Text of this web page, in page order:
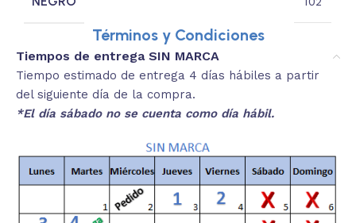
Términos y Condiciones
Tiempos de entrega SIN MARCA
Tiempo estimado de entrega 4 días hábiles a partir
del siguiente día de la compra.
*El día sábado no se cuenta como día hábil.